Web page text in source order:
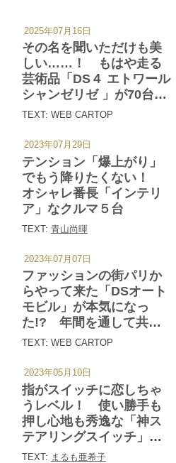
その名を聞いただけも美
しい……！ もはや走る
芸術品「DS４ エトワール
シャンゼリゼ 」が70台限
定で日本上陸
TEXT: WEB CARTOP
2025年07月16日
テンション「爆上がり」
でもう降りたくない！
オシャレ番長「インテリ
ア」なクルマ５台
TEXT: 青山尚暉
2023年07月29日
ファッションの街パリか
らやって来た「DSオート
モビル」が本気になっ
た!? 年間を通して共通
テーマで展開される「DS
DS 4とDS 7に設定
TEXT: WEB CARTOP
2023年07月07日
指がスイッチに恋しちゃ
うレベル！ 使い勝手も
押し心地も秀逸な「神ス
テアリングスイッチ」を
もつクルマ４選
TEXT: まるも亜希子
2023年05月10日